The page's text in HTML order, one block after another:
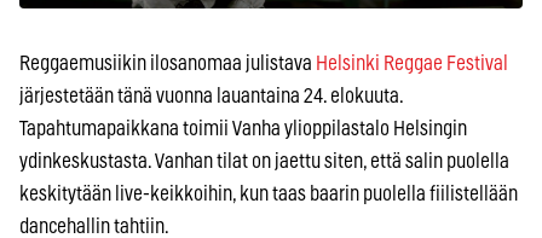
Reggaemusiikin ilosanomaa julistava Helsinki Reggae Festival
järjestetään tänä vuonna lauantaina 24. elokuuta.
Tapahtumapaikkana toimii Vanha ylioppilastalo Helsingin
ydinkeskustasta. Vanhan tilat on jaettu siten, että salin puolella
keskitytään live-keikkoihin, kun taas baarin puolella fiilistellään
dancehallin tahtiin.